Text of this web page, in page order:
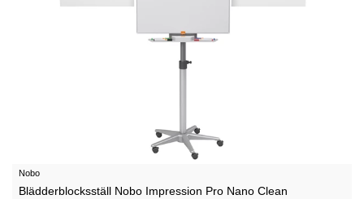
Nobo
Blädderblocksställ Nobo Impression Pro Nano Clean